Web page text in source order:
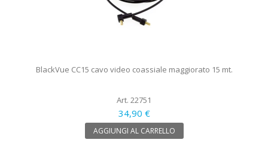
BlackVue CC15 cavo video coassiale maggiorato 15 mt.
Art. 22751
34,90 €
AGGIUNGI AL CARRELLO